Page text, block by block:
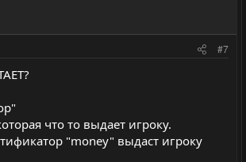
о о
т
й
г
т
й
г
#7
что то выдает игроку.
"money" выдаст игроку